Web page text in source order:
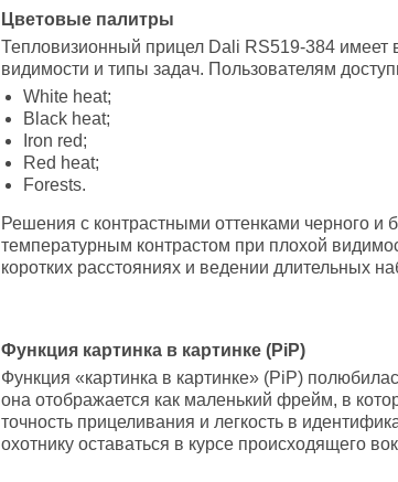
Цветовые палитры
Тепловизионный прицел Dali RS519-384
видимости и типы задач. Пользователям
White heat;
Black heat;
Iron red;
Red heat;
Forests.
Решения с контрастными оттенками черного
температурным контрастом при плохой
коротких расстояниях и ведении длительных
Функция картинка в картинке (PiP)
Функция «картинка в картинке» (PiP)
она отображается как маленький фрейм, в
точность прицеливания и легкость в
охотнику оставаться в курсе происходящего